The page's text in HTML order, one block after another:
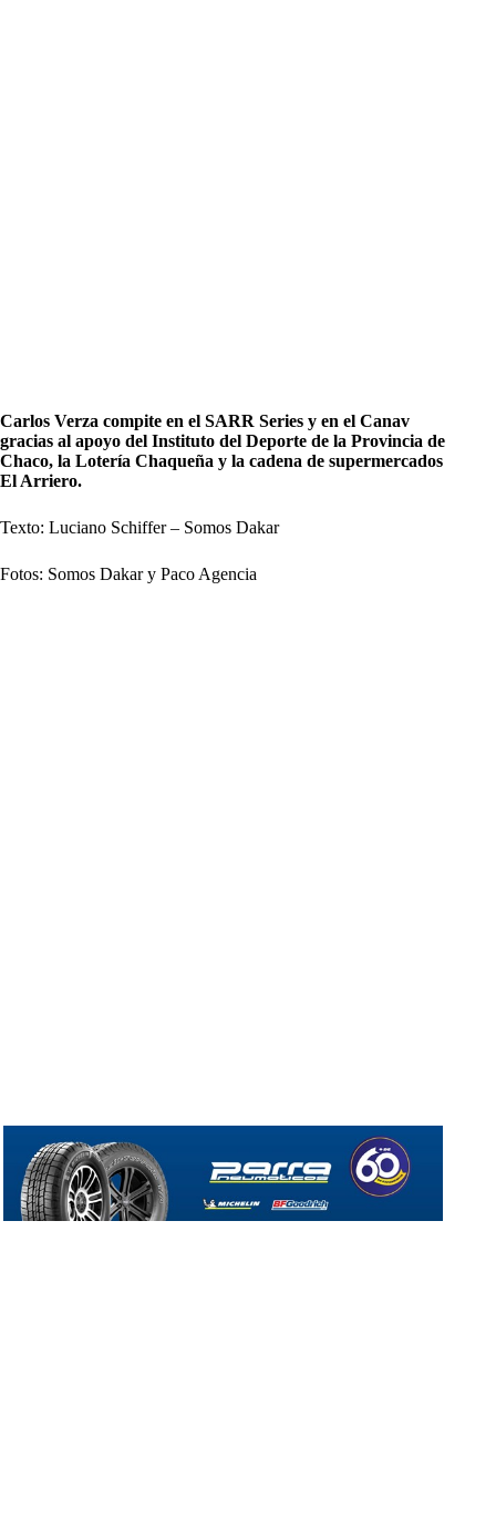
Carlos Verza compite en el SARR Series y en el Canav
gracias al apoyo del Instituto del Deporte de la Provincia de
Chaco, la Lotería Chaqueña y la cadena de supermercados
El Arriero.
Texto: Luciano Schiffer – Somos Dakar
Fotos: Somos Dakar y Paco Agencia